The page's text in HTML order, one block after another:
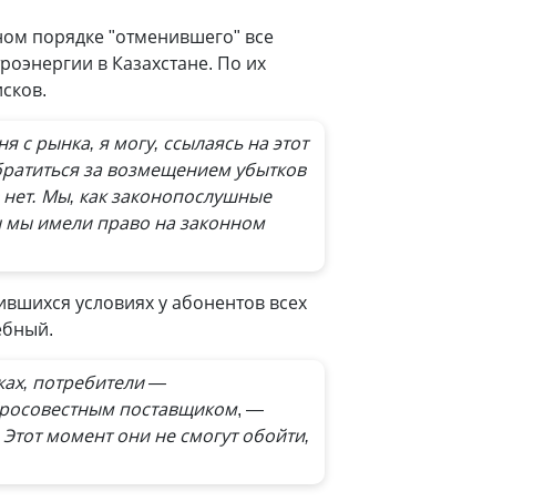
порядке "отменившего" все
в Казахстане. По их
с рынка, я могу, ссылаясь на этот
за возмещением убытков
Мы, как законопослушные
мы имели право на законном
условиях у абонентов всех
потребители —
поставщиком, —
момент они не смогут обойти,